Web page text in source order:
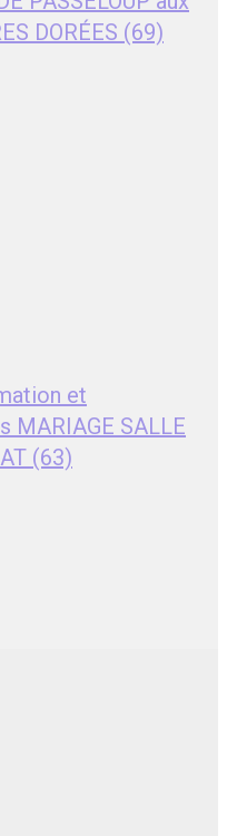
DORÉES (69)
et
MARIAGE SALLE
(63)